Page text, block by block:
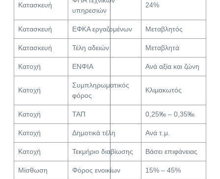
Κατασκευή
υπηρεσιών
24%
Κατασκευή ΕΦΚΑ εργαζομένων Μεταβλητός
Κατασκευή Τέλη αδειών Μεταβλητά
Κατοχή ΕΝΦΙΑ Ανά αξία και ζώνη
Κατοχή
Συμπληρωματικός
φόρος
Κλιμακωτός
Κατοχή ΤΑΠ 0,25‰ – 0,35‰
Κατοχή Δημοτικά τέλη Ανά τ.μ.
Κατοχή Τεκμήριο διαβίωσης Βάσει επιφάνειας
Μίσθωση Φόρος ενοικίων 15% – 45%